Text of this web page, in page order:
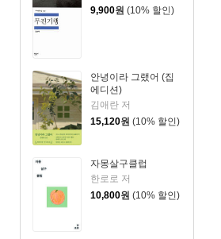
9,900원 (10% 할인)
안녕이라 그랬어 (집
에디션)
김애란 저
15,120원 (10% 할인)
자몽살구클럽
한로로 저
10,800원 (10% 할인)